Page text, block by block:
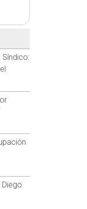
Síndico:
Diego